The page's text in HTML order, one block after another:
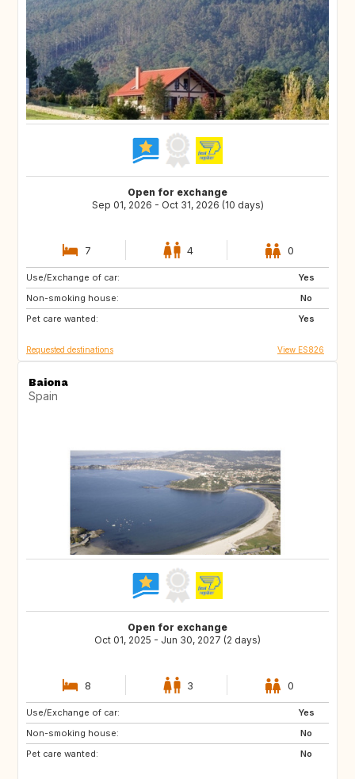
Open for exchange
Sep 01, 2026 - Oct 31, 2026 (10 days)
7 4 0
Use/Exchange of car:
Yes
Non-smoking house:
No
Pet care wanted:
Yes
GR
ES
Requested destinations View ES826
Baiona
Spain
Open for exchange
Oct 01, 2025 - Jun 30, 2027 (2 days)
8 3 0
Use/Exchange of car:
Yes
Non-smoking house:
No
Pet care wanted:
No
IT
DE
AT